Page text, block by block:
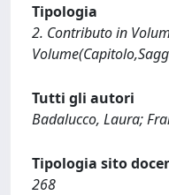
Tipologia
2. Contributo in
Tutti gli autori
Badalucco, Laura;
Tipologia sito
268